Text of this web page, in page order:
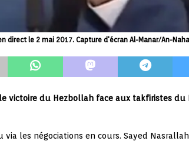
direct le 2 mai 2017. Capture d'écran Al-Manar/An-
victoire du Hezbollah face aux takfiristes
les négociations en cours. Sayed